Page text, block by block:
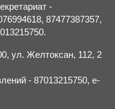
-
87477387357,
ул. Желтоксан, 112, 2
- 87013215750, e-